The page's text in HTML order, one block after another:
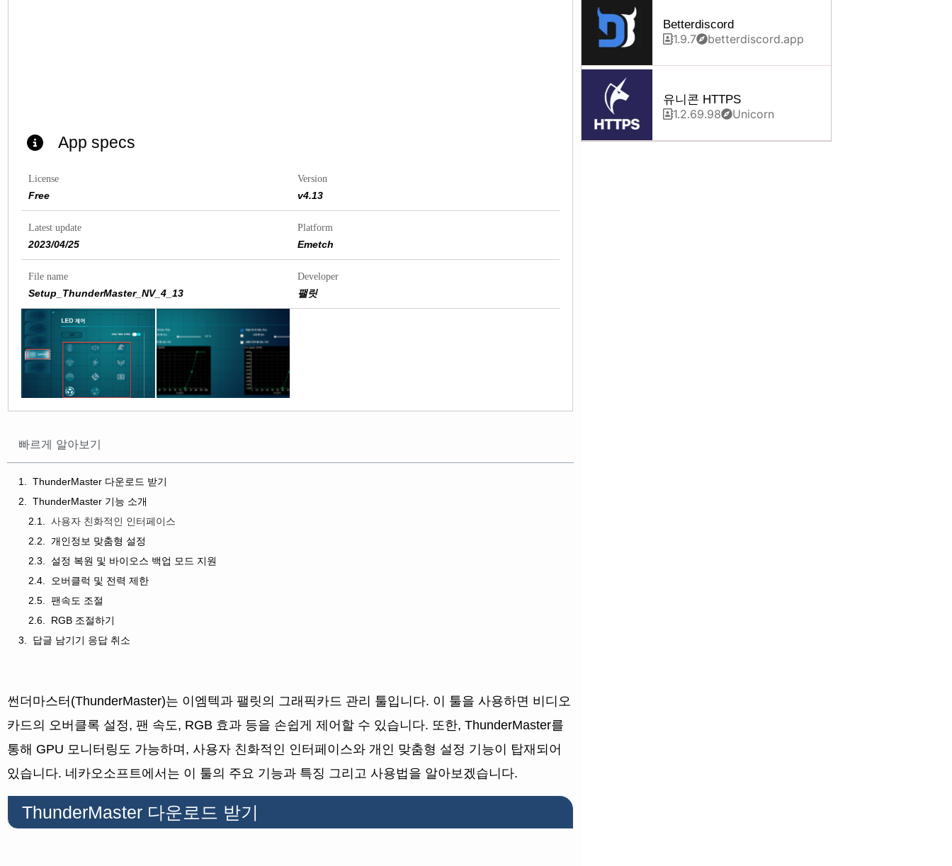
App specs
License
Free
Version
v4.13
Latest update
2023/04/25
Platform
Emetch
File name
Setup_ThunderMaster_NV_4_13
Developer
팰릿
빠르게 알아보기
ThunderMaster 다운로드 받기
ThunderMaster 기능 소개
사용자 친화적인 인터페이스
개인정보 맞춤형 설정
설정 복원 및 바이오스 백업 모드 지원
오버클럭 및 전력 제한
팬속도 조절
RGB 조절하기
답글 남기기 응답 취소
썬더마스터(ThunderMaster)는 이엠텍과 팰릿의 그래픽카드 관리 툴입니다. 이 툴을 사용하면 비디오
카드의 오버클록 설정, 팬 속도, RGB 효과 등을 손쉽게 제어할 수 있습니다. 또한, ThunderMaster를
통해 GPU 모니터링도 가능하며, 사용자 친화적인 인터페이스와 개인 맞춤형 설정 기능이 탑재되어
있습니다. 네카오소프트에서는 이 툴의 주요 기능과 특징 그리고 사용법을 알아보겠습니다.
ThunderMaster 다운로드 받기
Betterdiscord
1.9.7 betterdiscord.app
유니콘 HTTPS
1.2.69.98 Unicorn